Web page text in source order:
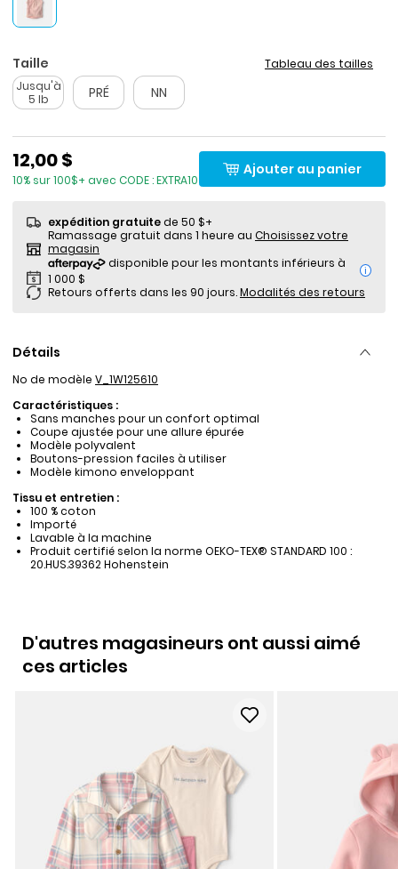
Taille
Tableau des tailles
Jusqu'à
5 lb
PRÉ NN
12,00 $
10% sur 100$+ avec CODE : EXTRA10
Ajouter au panier
expédition gratuitede 50 $+
Ramassage gratuit dans 1 heure au Choisissez votre
magasin
i
Retours offerts dans les 90 jours.Modalités des retours
Détails
No de modèle V_1W125610
Caractéristiques :
Sans manches pour un confort optimal
Coupe ajustée pour une allure épurée
Modèle polyvalent
Boutons-pression faciles à utiliser
Modèle kimono enveloppant
Tissu et entretien :
100 % coton
Importé
Lavable à la machine
Produit certifié selon la norme OEKO-TEX® STANDARD 100 :
20.HUS.39362 Hohenstein
D'autres magasineurs ont aussi aimé
ces articles